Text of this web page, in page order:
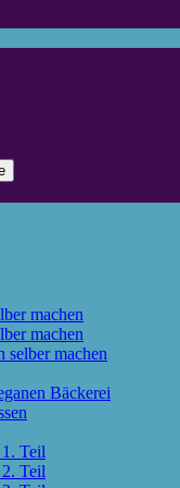
machen
machen
selber machen
Bäckerei
Teil
Teil